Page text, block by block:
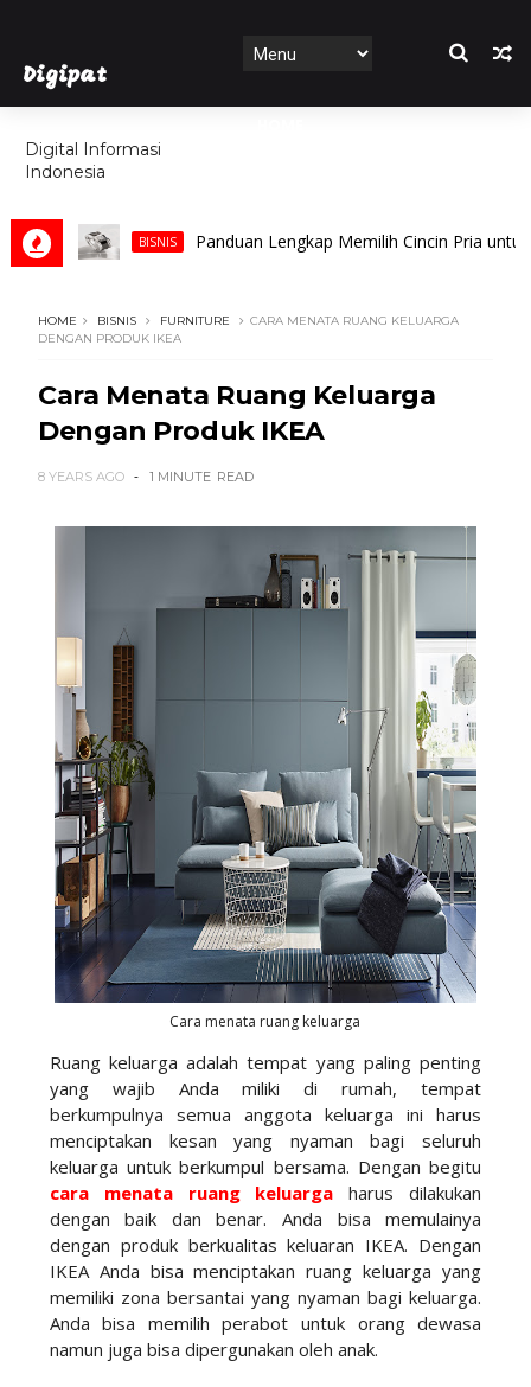
Digipat
Digital Informasi
Indonesia
FEATURES
BISNIS Panduan Lengkap Memilih Cincin Pria untuk
HOME BISNIS FURNITURE
CARA MENATA RUANG KELUARGA
DENGAN PRODUK IKEA
Cara Menata Ruang Keluarga
Dengan Produk IKEA
8 YEARS AGO 1 MINUTE READ
Cara menata ruang keluarga
Ruang keluarga adalah tempat yang paling penting
yang wajib Anda miliki di rumah, tempat
berkumpulnya semua anggota keluarga ini harus
menciptakan kesan yang nyaman bagi seluruh
keluarga untuk berkumpul bersama. Dengan begitu
cara menata ruang keluarga harus dilakukan
dengan baik dan benar. Anda bisa memulainya
dengan produk berkualitas keluaran IKEA. Dengan
IKEA Anda bisa menciptakan ruang keluarga yang
memiliki zona bersantai yang nyaman bagi keluarga.
Anda bisa memilih perabot untuk orang dewasa
namun juga bisa dipergunakan oleh anak.